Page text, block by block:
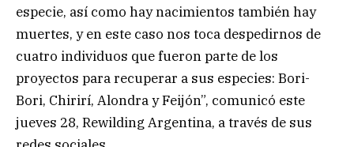
especie, así como hay nacimientos también hay
muertes, y en este caso nos toca despedirnos de
cuatro individuos que fueron parte de los
proyectos para recuperar a sus especies: Bori-
Bori, Chirirí, Alondra y Feijón”, comunicó este
jueves 28, Rewilding Argentina, a través de sus